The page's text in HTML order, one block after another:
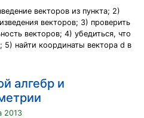
векторов из пункта; 2)
векторов; 3) проверить
векторов; 4) убедиться, что
5) найти координаты вектора d в
алгебр и
2013